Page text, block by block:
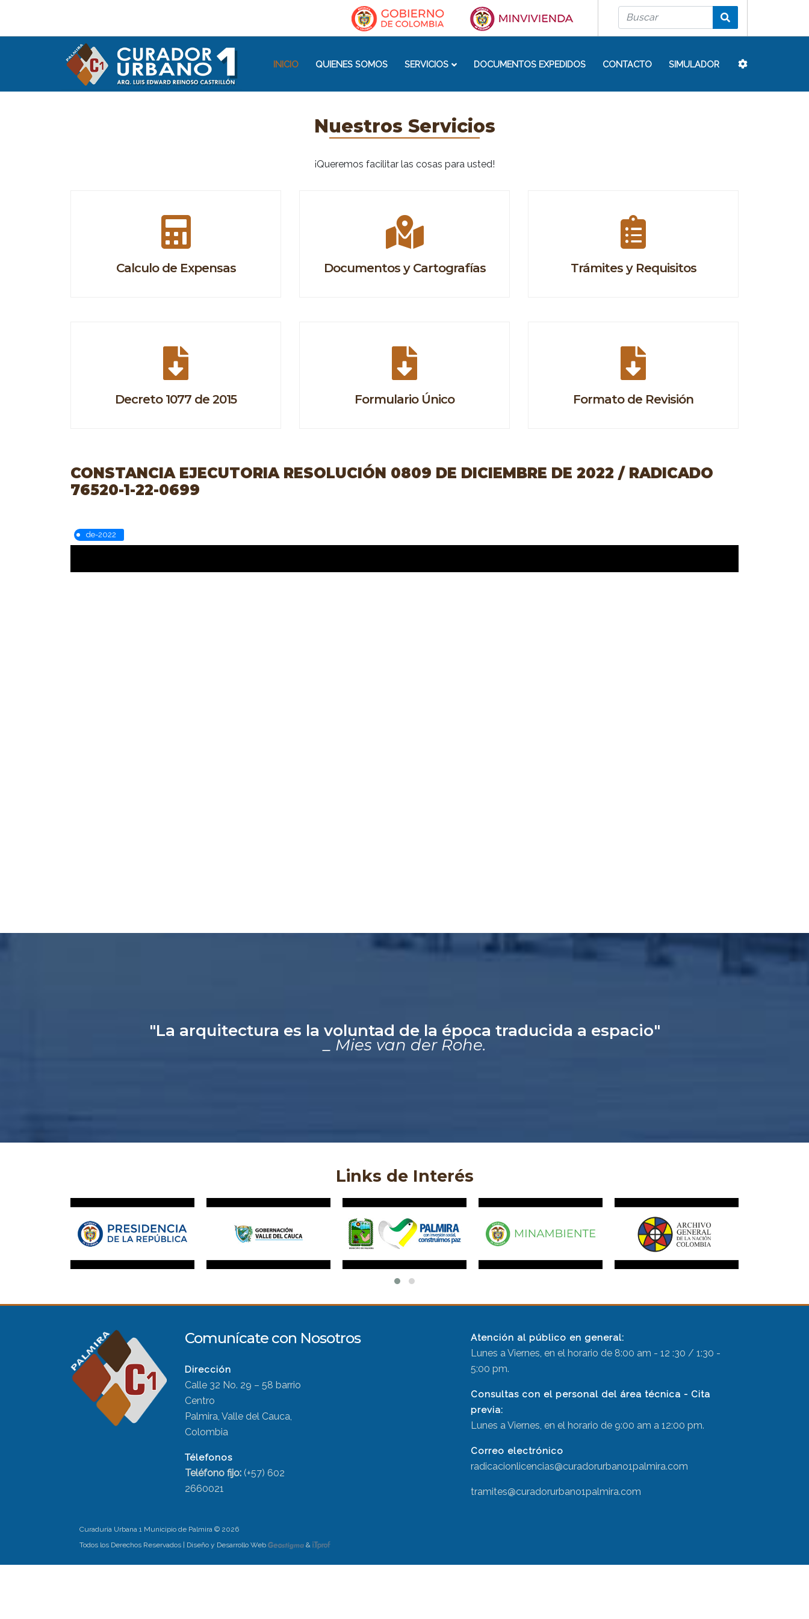
INICIO QUIENES SOMOS SERVICIOS DOCUMENTOS EXPEDIDOS CONTACTO SIMULADOR
Nuestros Servicios
¡Queremos facilitar las cosas para usted!
Calculo de Expensas Documentos y Cartografías Trámites y Requisitos
Decreto 1077 de 2015 Formulario Único Formato de Revisión
CONSTANCIA EJECUTORIA RESOLUCIÓN 0809 DE DICIEMBRE DE 2022 / RADICADO
76520-1-22-0699
de-2022
"La arquitectura es la voluntad de la época traducida a espacio"
_ Mies van der Rohe.
Links de Interés
Comunícate con Nosotros
Dirección
Calle 32 No. 29 – 58 barrio
Centro
Palmira, Valle del Cauca,
Colombia
Télefonos
Teléfono fijo: (+57) 602
2660021
Atención al público en general:
Lunes a Viernes, en el horario de 8:00 am - 12 :30 / 1:30 -
5:00 pm.
Consultas con el personal del área técnica - Cita
previa:
Lunes a Viernes, en el horario de 9:00 am a 12:00 pm.
Correo electrónico
radicacionlicencias@curadorurbano1palmira.com
tramites@curadorurbano1palmira.com
Curaduría Urbana 1 Municipio de Palmira © 2026
Todos los Derechos Reservados | Diseño y Desarrollo Web
&